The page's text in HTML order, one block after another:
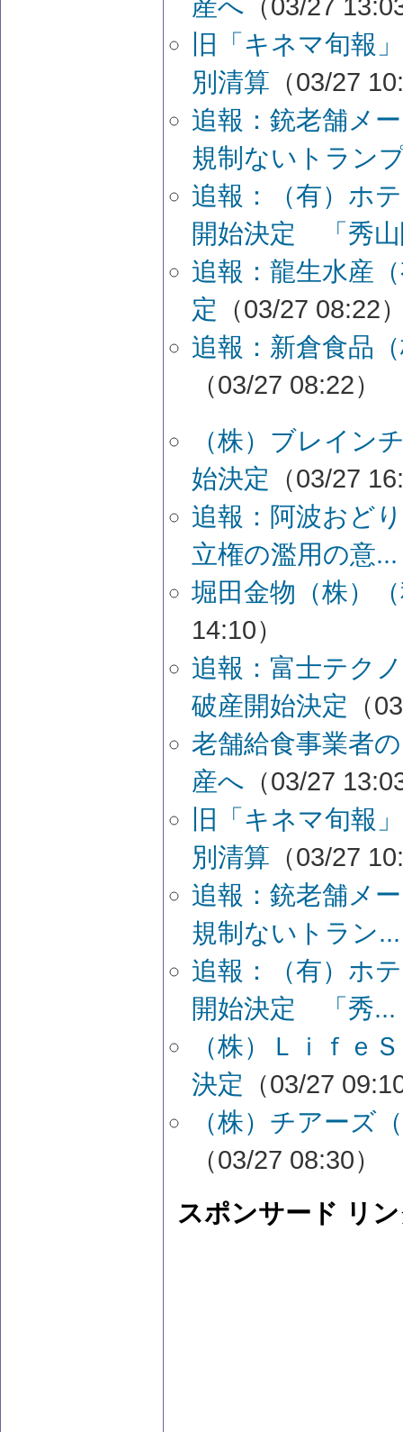
産へ （03/27
旧「キネマ旬報
別清算 （03/27
追報：銃老舗メ
規制ないトラン
追報：（有）ホ
開始決定 「秀山
追報：龍生水産
定 （03/27 08:22
追報：新倉食品
（03/27 08:22）
（株）ブレイン
始決定 （03/27
追報：阿波おど
立権の濫用の意...
堀田金物（株）
14:10）
追報：富士テク
破産開始決定 （
老舗給食事業者
産へ （03/27
旧「キネマ旬報
別清算 （03/27
追報：銃老舗メ
規制ないトラン...
追報：（有）ホ
開始決定 「秀...
（株）Ｌｉｆｅ
決定 （03/27
（株）チアーズ
（03/27 08:30）
スポンサード リ